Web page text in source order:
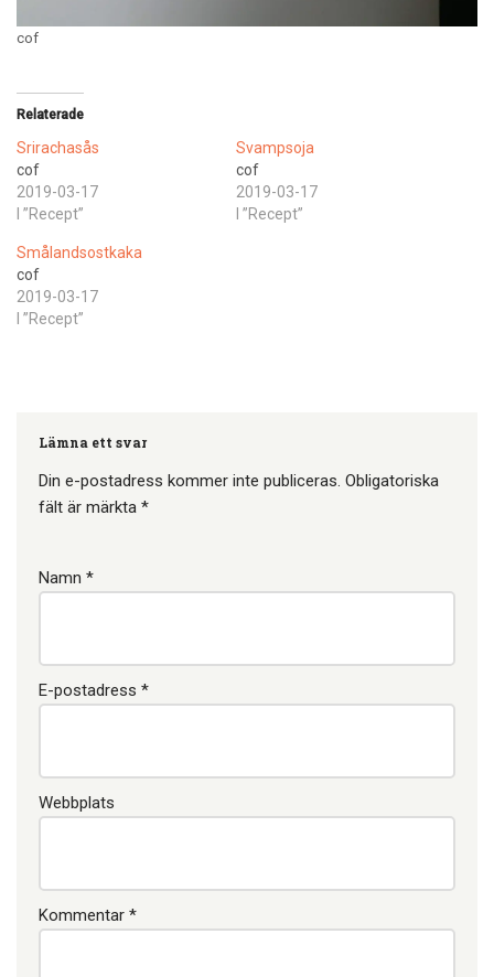
cof
Relaterade
Srirachasås
cof
2019-03-17
I ”Recept”
Svampsoja
cof
2019-03-17
I ”Recept”
Smålandsostkaka
cof
2019-03-17
I ”Recept”
Lämna ett svar
Din e-postadress kommer inte publiceras. Obligatoriska
fält är märkta *
Namn *
E-postadress *
Webbplats
Kommentar *